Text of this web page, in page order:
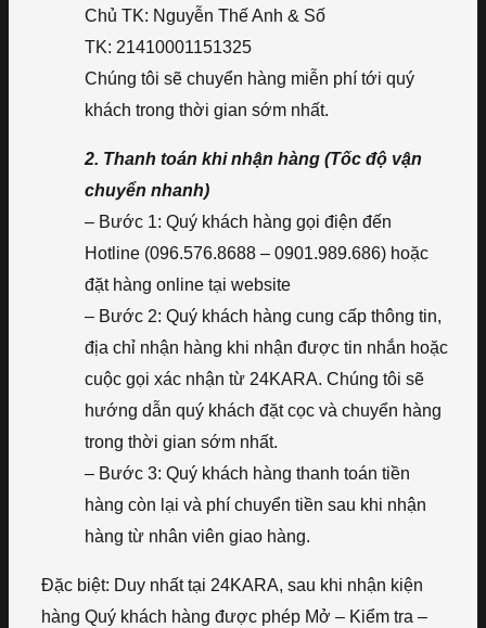
Chủ TK: Nguyễn Thế Anh & Số
TK: 21410001151325
Chúng tôi sẽ chuyển hàng miễn phí tới quý
khách trong thời gian sớm nhất.
2. Thanh toán khi nhận hàng (Tốc độ vận
chuyển nhanh)
– Bước 1: Quý khách hàng gọi điện đến
Hotline (096.576.8688 – 0901.989.686) hoặc
đặt hàng online tại website
– Bước 2: Quý khách hàng cung cấp thông tin,
địa chỉ nhận hàng khi nhận được tin nhắn hoặc
cuộc gọi xác nhận từ 24KARA. Chúng tôi sẽ
hướng dẫn quý khách đặt cọc và chuyển hàng
trong thời gian sớm nhất.
– Bước 3: Quý khách hàng thanh toán tiền
hàng còn lại và phí chuyển tiền sau khi nhận
hàng từ nhân viên giao hàng.
Đặc biệt: Duy nhất tại 24KARA, sau khi nhận kiện
hàng Quý khách hàng được phép Mở – Kiểm tra –